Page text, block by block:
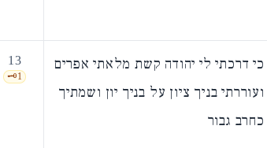
13
🗝️1
כי דרכתי לי יהודה קשת מלאתי אפרים
ועוררתי בניך ציון על בניך יון ושמתיך
כחרב גבור